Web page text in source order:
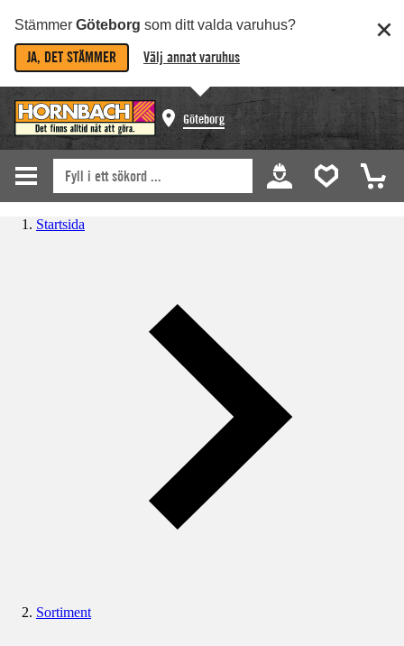
Stämmer Göteborg som ditt valda varuhus?
JA, DET STÄMMER Välj annat varuhus
Göteborg
Startsida
Sortiment